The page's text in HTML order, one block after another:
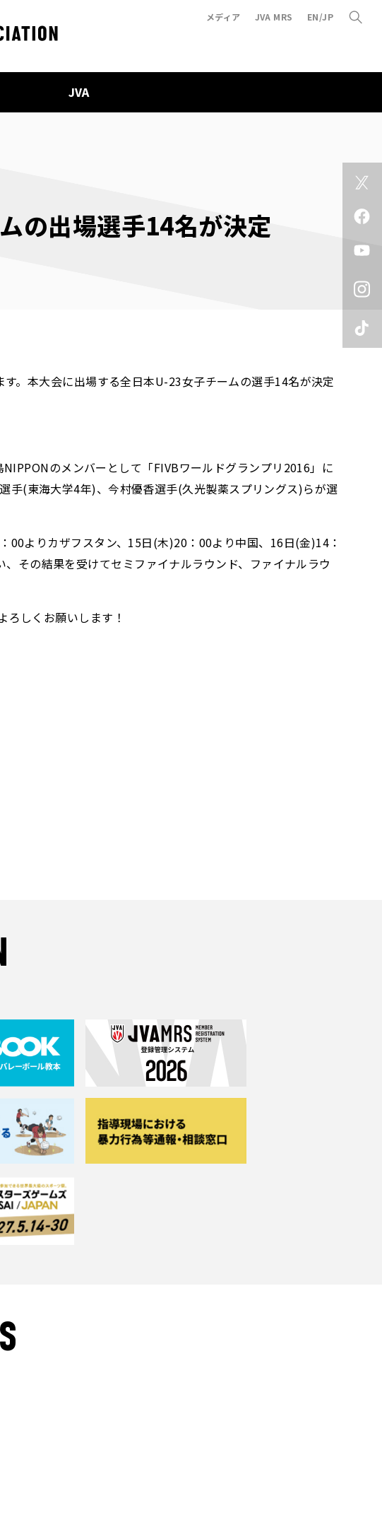
メディア JVA MRS EN/JP
JVA
の出場選手14名が決定
。本大会に出場する全日本U-23女子チームの選手14名が決定
のメンバーとして「FIVBワールドグランプリ2016」に
手(東海大学4年)、今村優香選手(久光製薬スプリングス)らが選
よりカザフスタン、15日(木)20：00より中国、16日(金)14：
その結果を受けてセミファイナルラウンド、ファイナルラウ
しくお願いします！